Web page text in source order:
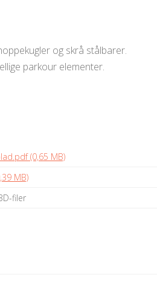
og skrå stålbarer.
parkour elementer.
(0,65 MB)
MB)
filer